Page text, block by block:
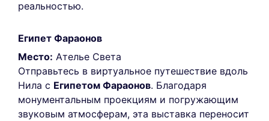
реальностью.
Египет Фараонов
Место: Ателье Света
Отправьтесь в виртуальное путешествие вдоль
Нила с Египетом Фараонов. Благодаря
монументальным проекциям и погружающим
звуковым атмосферам, эта выставка переносит